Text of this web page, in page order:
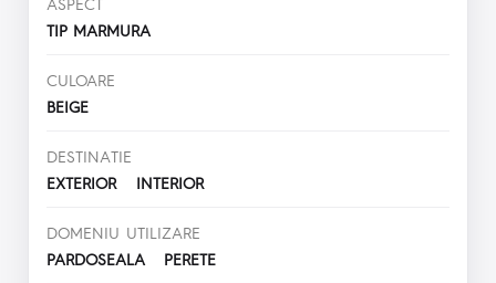
TIP MARMURA
CULOARE
BEIGE
DESTINATIE
EXTERIOR INTERIOR
DOMENIU UTILIZARE
PARDOSEALA PERETE